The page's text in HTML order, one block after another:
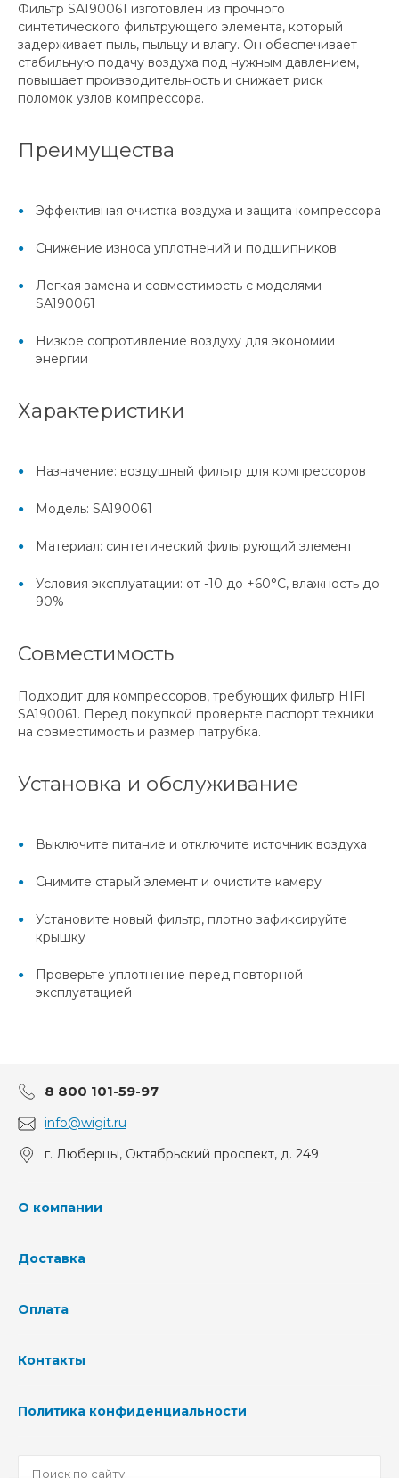
Фильтр SA190061 изготовлен из прочного
синтетического фильтрующего элемента, который
задерживает пыль, пыльцу и влагу. Он обеспечивает
стабильную подачу воздуха под нужным давлением,
повышает производительность и снижает риск
поломок узлов компрессора.
Преимущества
Эффективная очистка воздуха и защита компрессора
Снижение износа уплотнений и подшипников
Легкая замена и совместимость с моделями
SA190061
Низкое сопротивление воздуху для экономии
энергии
Характеристики
Назначение: воздушный фильтр для компрессоров
Модель: SA190061
Материал: синтетический фильтрующий элемент
Условия эксплуатации: от -10 до +60°C, влажность до
90%
Совместимость
Подходит для компрессоров, требующих фильтр HIFI
SA190061. Перед покупкой проверьте паспорт техники
на совместимость и размер патрубка.
Установка и обслуживание
Выключите питание и отключите источник воздуха
Снимите старый элемент и очистите камеру
Установите новый фильтр, плотно зафиксируйте
крышку
Проверьте уплотнение перед повторной
эксплуатацией
8 800 101-59-97
info@wigit.ru
г. Люберцы, Октябрьский проспект, д. 249
О компании
Доставка
Оплата
Контакты
Политика конфиденциальности